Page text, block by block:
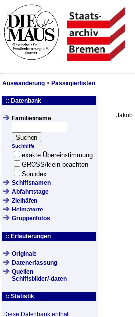
Auswanderung > Passagierlisten
:: Datenbank
Familienname
Suchhilfe
exakte Übereinstimmung
GROSS/klein beachten
Soundex
Schiffsnamen
Abfahrtstage
Zielhäfen
Heimatorte
Gruppenfotos
:: Erläuterungen
Originale
Datenerfassung
Quellen
Schiffsbilder/-daten
:: Statistik
Diese Datenbank enthält
Jakob